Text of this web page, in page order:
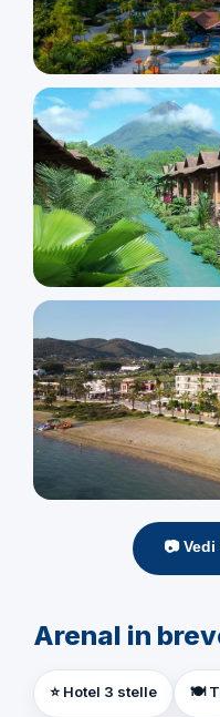
📷
Arenal in
⭐ Hotel 3 stelle 🍽️